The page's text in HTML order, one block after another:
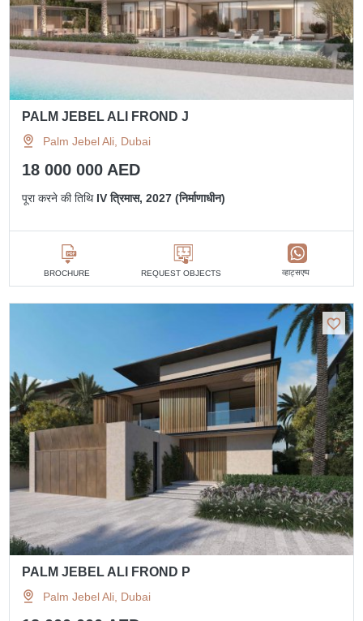
PALM JEBEL ALI FROND J
Palm Jebel Ali, Dubai
18 000 000 AED
पूरा करने की तिथि IV त्रिमास, 2027 (निर्माणाधीन)
BROCHURE REQUEST OBJECTS व्हाट्सएप्प
PALM JEBEL ALI FROND P
Palm Jebel Ali, Dubai